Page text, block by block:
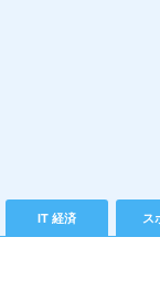
IT 経済 ス